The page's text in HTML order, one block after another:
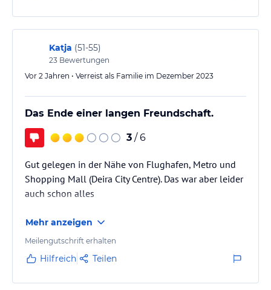
Katja (51-55)
23 Bewertungen
Vor 2 Jahren • Verreist als Familie im Dezember 2023
Das Ende einer langen Freundschaft.
3 / 6
Gut gelegen in der Nähe von Flughafen, Metro und
Shopping Mall (Deira City Centre). Das war aber leider
auch schon alles
Mehr anzeigen
Meilengutschrift erhalten
Hilfreich Teilen